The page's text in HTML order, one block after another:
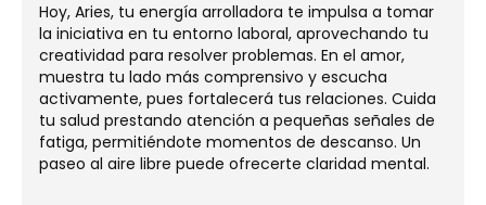
Hoy, Aries, tu energía arrolladora te impulsa a tomar
la iniciativa en tu entorno laboral, aprovechando tu
creatividad para resolver problemas. En el amor,
muestra tu lado más comprensivo y escucha
activamente, pues fortalecerá tus relaciones. Cuida
tu salud prestando atención a pequeñas señales de
fatiga, permitiéndote momentos de descanso. Un
paseo al aire libre puede ofrecerte claridad mental.